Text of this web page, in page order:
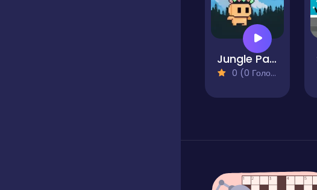
Jungle Parkour
0 (0 Голосів)